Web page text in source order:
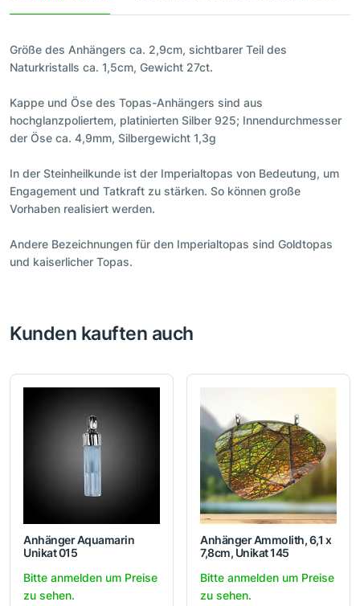
Größe des Anhängers ca. 2,9cm, sichtbarer Teil des
Naturkristalls ca. 1,5cm, Gewicht 27ct.
Kappe und Öse des Topas-Anhängers sind aus
hochglanzpoliertem, platinierten Silber 925; Innendurchmesser
der Öse ca. 4,9mm, Silbergewicht 1,3g
In der Steinheilkunde ist der Imperialtopas von Bedeutung, um
Engagement und Tatkraft zu stärken. So können große
Vorhaben realisiert werden.
Andere Bezeichnungen für den Imperialtopas sind Goldtopas
und kaiserlicher Topas.
Kunden kauften auch
Anhänger Aquamarin
Unikat 015
Bitte anmelden um Preise
zu sehen.
Anhänger Ammolith, 6,1 x
7,8cm, Unikat 145
Bitte anmelden um Preise
zu sehen.